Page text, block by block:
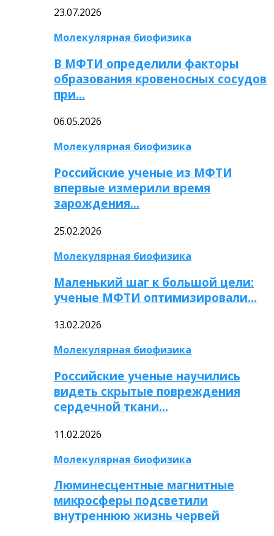
23.07.2026
Молекулярная биофизика
В МФТИ определили факторы
образования кровеносных сосудов
при…
06.05.2026
Молекулярная биофизика
Российские ученые из МФТИ
впервые измерили время
зарождения…
25.02.2026
Молекулярная биофизика
Маленький шаг к большой цели:
ученые МФТИ оптимизировали…
13.02.2026
Молекулярная биофизика
Российские ученые научились
видеть скрытые повреждения
сердечной ткани…
11.02.2026
Молекулярная биофизика
Люминесцентные магнитные
микросферы подсветили
внутреннюю жизнь червей